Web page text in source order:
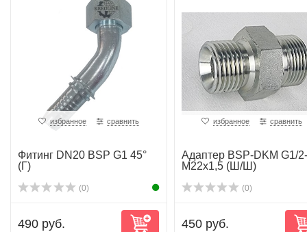
избранное сравнить
Фитинг DN20 BSP G1 45°
(Г)
(0)
490 руб.
избранное сравнить
Адаптер BSP-DKМ G1/2-
М22х1,5 (Ш/Ш)
(0)
450 руб.